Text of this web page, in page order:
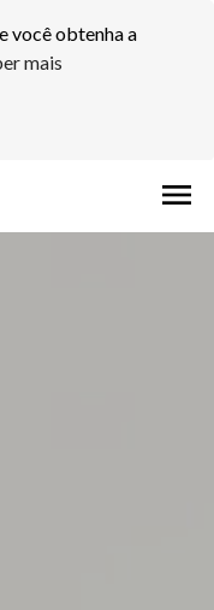
você obtenha a
mais
menu